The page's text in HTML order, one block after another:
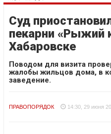
Суд
пекарни «Рыжий
Хабаровске
Поводом для визита
жалобы жильцов дома, в
заведение.
ПРАВОПОРЯДОК 14:30, 29 июня